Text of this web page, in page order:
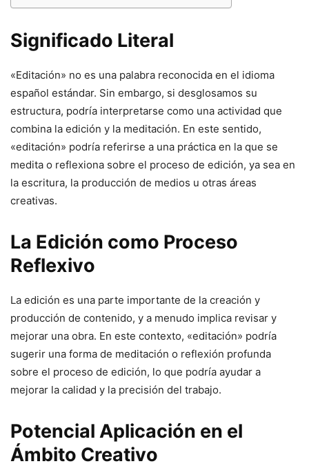
Significado Literal
«Editación» no es una palabra reconocida en el idioma
español estándar. Sin embargo, si desglosamos su
estructura, podría interpretarse como una actividad que
combina la edición y la meditación. En este sentido,
«editación» podría referirse a una práctica en la que se
medita o reflexiona sobre el proceso de edición, ya sea en
la escritura, la producción de medios u otras áreas
creativas.
La Edición como Proceso
Reflexivo
La edición es una parte importante de la creación y
producción de contenido, y a menudo implica revisar y
mejorar una obra. En este contexto, «editación» podría
sugerir una forma de meditación o reflexión profunda
sobre el proceso de edición, lo que podría ayudar a
mejorar la calidad y la precisión del trabajo.
Potencial Aplicación en el
Ámbito Creativo